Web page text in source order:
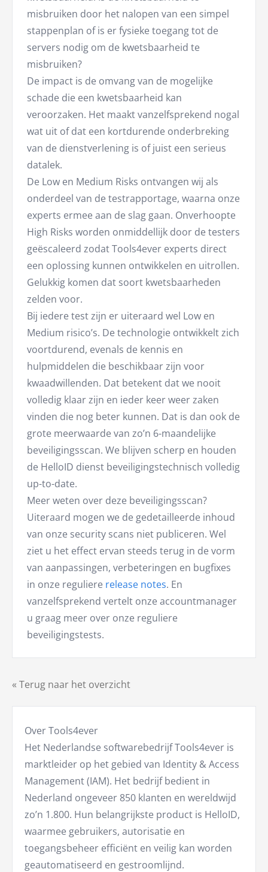
« Terug naar het overzicht
Over Tools4ever
Het Nederlandse softwarebedrijf Tools4ever is
marktleider op het gebied van Identity & Access
Management (IAM). Het bedrijf bedient in
Nederland ongeveer 850 klanten en wereldwijd
zo’n 1.800. Hun belangrijkste product is HelloID,
waarmee gebruikers, autorisatie en
toegangsbeheer efficiënt en veilig kan worden
geautomatiseerd en gestroomlijnd.
misbruiken door het nalopen van een simpel
stappenplan of is er fysieke toegang tot de
servers nodig om de kwetsbaarheid te
misbruiken?
De impact is de omvang van de mogelijke
schade die een kwetsbaarheid kan
veroorzaken. Het maakt vanzelfsprekend nogal
wat uit of dat een kortdurende onderbreking
van de dienstverlening is of juist een serieus
datalek.
De Low en Medium Risks ontvangen wij als
onderdeel van de testrapportage, waarna onze
experts ermee aan de slag gaan. Onverhoopte
High Risks worden onmiddellijk door de testers
geëscaleerd zodat Tools4ever experts direct
een oplossing kunnen ontwikkelen en uitrollen.
Gelukkig komen dat soort kwetsbaarheden
zelden voor.
Bij iedere test zijn er uiteraard wel Low en
Medium risico’s. De technologie ontwikkelt zich
voortdurend, evenals de kennis en
hulpmiddelen die beschikbaar zijn voor
kwaadwillenden. Dat betekent dat we nooit
volledig klaar zijn en ieder keer weer zaken
vinden die nog beter kunnen. Dat is dan ook de
grote meerwaarde van zo’n 6-maandelijke
beveiligingsscan. We blijven scherp en houden
de HelloID dienst beveiligingstechnisch volledig
up-to-date.
Meer weten over deze beveiligingsscan?
Uiteraard mogen we de gedetailleerde inhoud
van onze security scans niet publiceren. Wel
ziet u het effect ervan steeds terug in de vorm
van aanpassingen, verbeteringen en bugfixes
in onze reguliere release notes. En
vanzelfsprekend vertelt onze accountmanager
u graag meer over onze reguliere
beveiligingstests.